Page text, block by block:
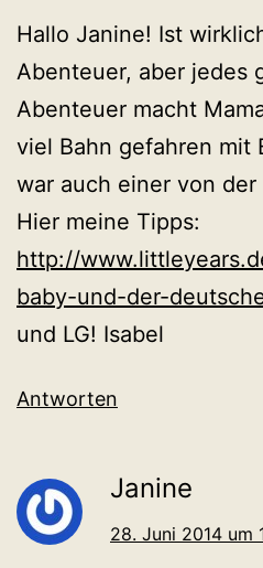
Hallo Janine! Ist
Abenteuer, aber jedes
Abenteuer macht
viel Bahn gefahren mit
war auch einer von
Hier meine Tipps:
http://
baby-und-der-
und LG! Isabel
Antworten
Janine
28. Juni 2014 um